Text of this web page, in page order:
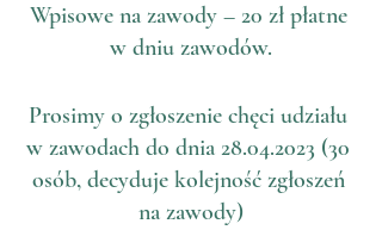
Wpisowe na zawody – 20 zł płatne
w dniu zawodów.
Prosimy o zgłoszenie chęci udziału
w zawodach do dnia 28.04.2023 (30
osób, decyduje kolejność zgłoszeń
na zawody)